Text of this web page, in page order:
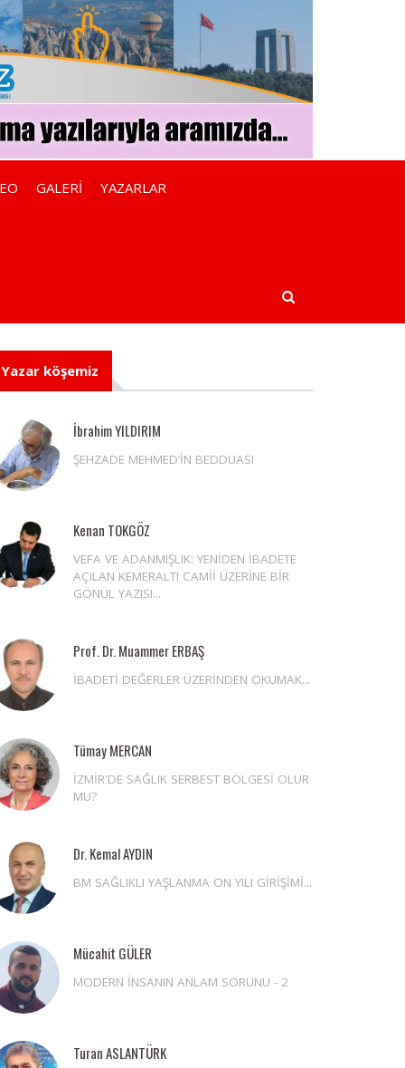
GALERİ YAZARLAR
Yazar köşemiz
İbrahim YILDIRIM
ŞEHZADE MEHMED’İN BEDDUASI
Kenan TOKGÖZ
VEFA VE ADANMIŞLIK: YENİDEN İBADETE
AÇILAN KEMERALTI CAMİİ ÜZERİNE BİR
GÖNÜL YAZISI...
Prof. Dr. Muammer ERBAŞ
İBADETİ DEĞERLER ÜZERİNDEN OKUMAK...
Tümay MERCAN
İZMİR'DE SAĞLIK SERBEST BÖLGESİ OLUR
MU?
Dr. Kemal AYDIN
BM SAĞLIKLI YAŞLANMA ON YILI GİRİŞİMİ...
Mücahit GÜLER
MODERN İNSANIN ANLAM SORUNU - 2
Turan ASLANTÜRK